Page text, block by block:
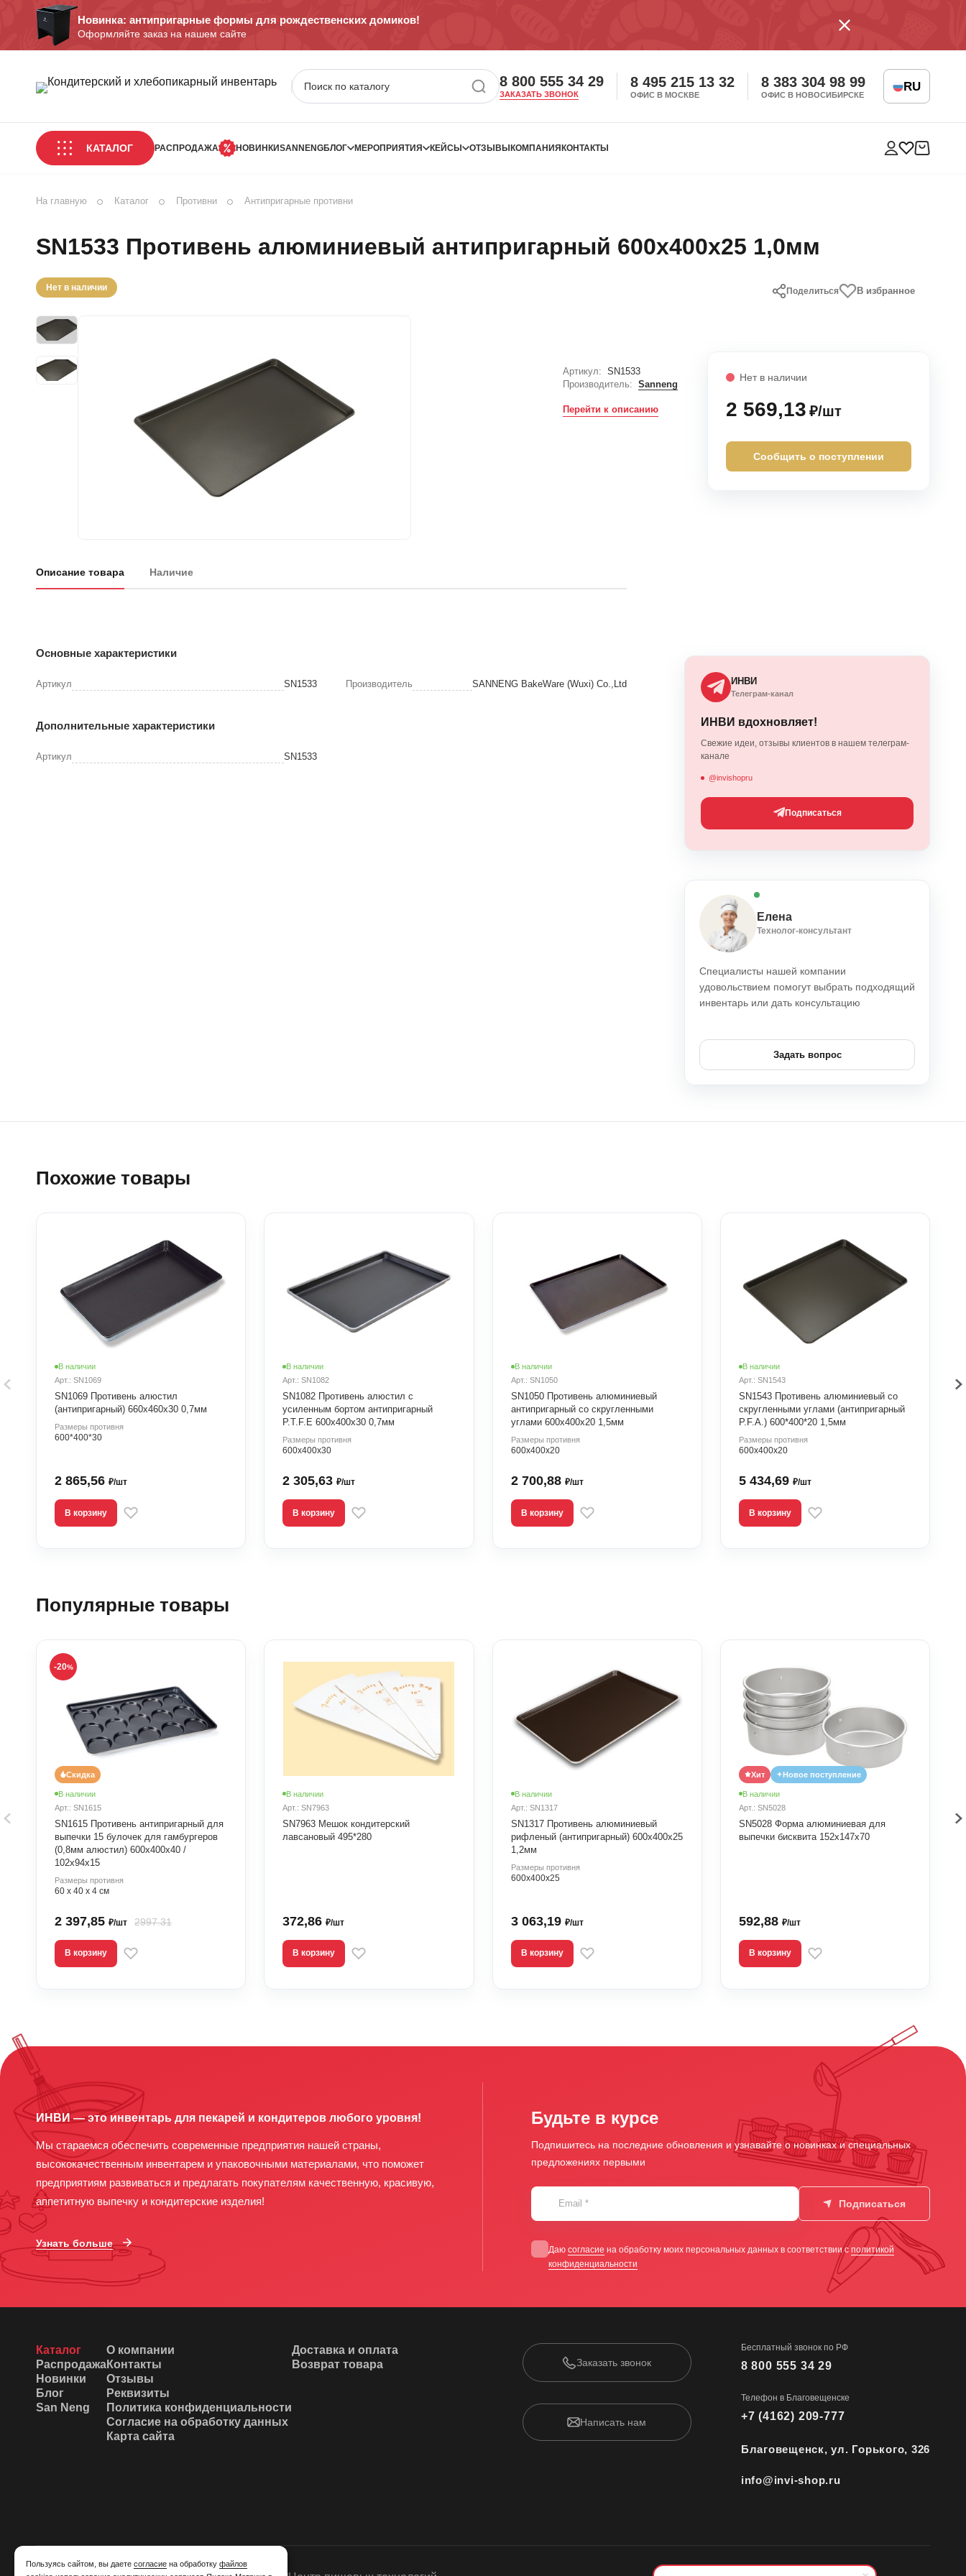
Новинка: антипригарные формы для рождественских домиков!
Оформляйте заказ на нашем сайте
8 800 555 34 29
ЗАКАЗАТЬ ЗВОНОК
8 495 215 13 32
ОФИС В МОСКВЕ
8 383 304 98 99
ОФИС В НОВОСИБИРСКЕ
RU
КАТАЛОГ РАСПРОДАЖА НОВИНКИSANNENGБЛОГ МЕРОПРИЯТИЯ КЕЙСЫ ОТЗЫВЫ КОМПАНИЯ КОНТАКТЫ
На главную Каталог Противни Антипригарные противни
SN1533 Противень алюминиевый антипригарный 600х400х25 1,0мм
Нет в наличии
Нет в наличии
2 569,13 ₽/шт
Сообщить о поступлении
В избранное
Поделиться
Артикул:
SN1533
Производитель:
Sanneng
Перейти к описанию
Описание товара Наличие
Основные характеристики
Артикул SN1533 Производитель SANNENG BakeWare (Wuxi) Co.,Ltd
Дополнительные характеристики
Артикул SN1533
ИНВИ
Телеграм-канал
ИНВИ вдохновляет!
Свежие идеи, отзывы клиентов в нашем телеграм-
канале
@invishopru
Подписаться
Елена
Технолог-консультант
Специалисты нашей компании
удовольствием помогут выбрать подходящий
инвентарь или дать консультацию
Задать вопрос
Похожие товары
В наличии
Арт.: SN1069
SN1069 Противень алюстил
(антипригарный) 660х460х30 0,7мм
Размеры противня
600*400*30
2 865,56 ₽/шт
В корзину
В наличии
Арт.: SN1082
SN1082 Противень алюстил с
усиленным бортом антипригарный
P.T.F.E 600х400х30 0,7мм
Размеры противня
600х400х30
2 305,63₽/шт
В корзину
В наличии
Арт.: SN1050
SN1050 Противень алюминиевый
антипригарный со скругленными
углами 600х400х20 1,5мм
Размеры противня
600х400х20
2 700,88 ₽/шт
В корзину
В наличии
Арт.: SN1543
SN1543 Противень алюминиевый со
скругленными углами (антипригарный
P.F.A.) 600*400*20 1,5мм
Размеры противня
600х400х20
5 434,69 ₽/шт
В корзину
Популярные товары
Скидка
В наличии
Арт.: SN1615
SN1615 Противень антипригарный для
выпечки 15 булочек для гамбургеров
(0,8мм алюстил) 600х400х40 /
102х94х15
Размеры противня
60 х 40 х 4 см
2 397,85 ₽/шт 2997.31
В корзину
-20%
В наличии
Арт.: SN7963
SN7963 Мешок кондитерский
лавсановый 495*280
372,86₽/шт
В корзину
В наличии
Арт.: SN1317
SN1317 Противень алюминиевый
рифленый (антипригарный) 600х400х25
1,2мм
Размеры противня
600х400х25
3 063,19 ₽/шт
В корзину
Новое поступление
Хит
В наличии
Арт.: SN5028
SN5028 Форма алюминиевая для
выпечки бисквита 152х147х70
592,88 ₽/шт
В корзину
ИНВИ — это инвентарь для пекарей и кондитеров любого уровня!
Мы стараемся обеспечить современные предприятия нашей страны,
высококачественным инвентарем и упаковочными материалами, что поможет
предприятиям развиваться и предлагать покупателям качественную, красивую,
аппетитную выпечку и кондитерские изделия!
Узнать больше
Будьте в курсе
Подпишитесь на последние обновления и узнавайте о новинках и специальных
предложениях первыми
Email * Подписаться
Даю согласие на обработку моих персональных данных в соответствии с политикой
конфиденциальности
Заказать звонок
Написать нам
Бесплатный звонок по РФ
8 800 555 34 29
Телефон в Благовещенске
+7 (4162) 209-777
Благовещенск, ул. Горького, 326
info@invi-shop.ru
Каталог
Распродажа
Новинки
Блог
San Neng
О компании
Контакты
Отзывы
Реквизиты
Политика конфиденциальности
Согласие на обработку данных
Карта сайта
Доставка и оплата
Возврат товара
Пользуясь сайтом, вы даете согласие на обработку файлов